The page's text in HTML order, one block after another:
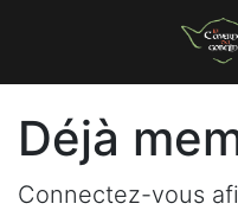
Déjà
Connectez-vous